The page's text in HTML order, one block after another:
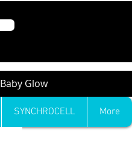
Baby Glow
SYNCHROCELL More